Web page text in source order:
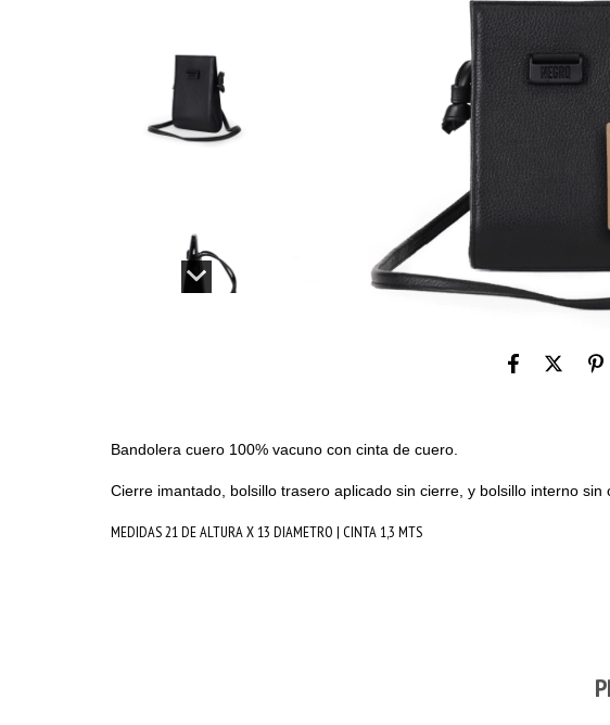
Bandolera cuero 100% vacuno con cinta de cuero.
Cierre imantado, bolsillo trasero aplicado sin cierre, y bolsillo interno sin
MEDIDAS 21 DE ALTURA X 13 DIAMETRO | CINTA 1,3 MTS